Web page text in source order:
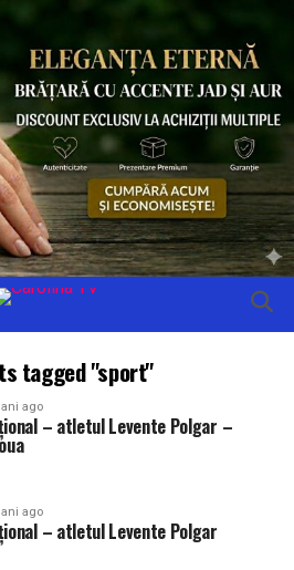
tagged "sport"
ani ago
– atletul Levente Polgar –
ani ago
– atletul Levente Polgar